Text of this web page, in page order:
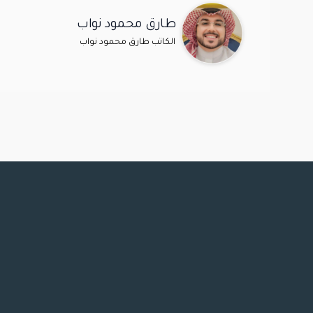
طارق محمود نواب
الكاتب طارق محمود نواب